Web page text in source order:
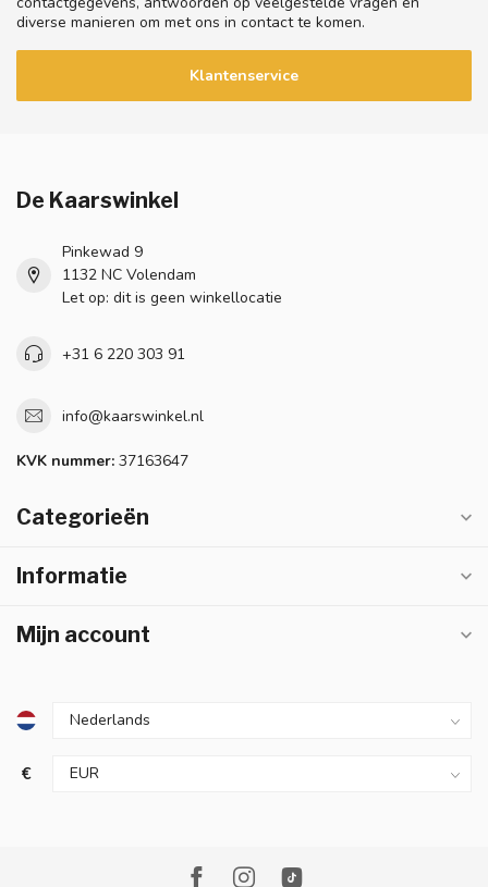
diverse manieren om met ons in contact te komen.
Klantenservice
De Kaarswinkel
Pinkewad 9
1132 NC Volendam
Let op: dit is geen winkellocatie
+31 6 220 303 91
info@kaarswinkel.nl
KVK nummer: 37163647
Categorieën
Informatie
Mijn account
€